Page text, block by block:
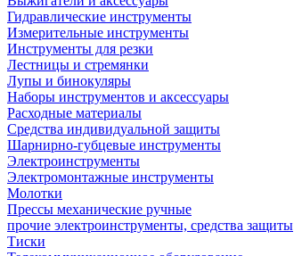
Гидравлические инструменты
Измерительные инструменты
Инструменты для резки
Лестницы и стремянки
Лупы и бинокуляры
Наборы инструментов и аксессуары
Расходные материалы
Средства индивидуальной защиты
Шарнирно-губцевые инструменты
Электроинструменты
Электромонтажные инструменты
Молотки
Прессы механические ручные
прочие электроинструменты, средства защиты
Тиски